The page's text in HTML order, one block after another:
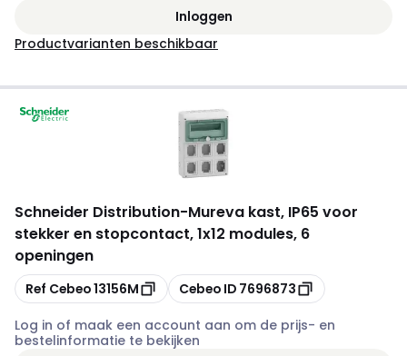
Inloggen
Productvarianten beschikbaar
Schneider Distribution-Mureva kast, IP65 voor
stekker en stopcontact, 1x12 modules, 6
openingen
Kopiëren
Ref Cebeo13156M Kopiëren
Cebeo ID 7696873
Log in of maak een account aan om de prijs- en
bestelinformatie te bekijken